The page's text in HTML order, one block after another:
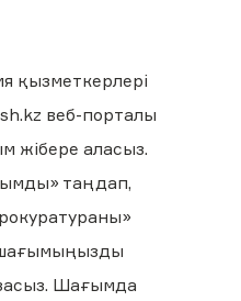
қызметкерлері
веб-порталы
жібере аласыз.
таңдап,
шағымыңызды
Шағымда